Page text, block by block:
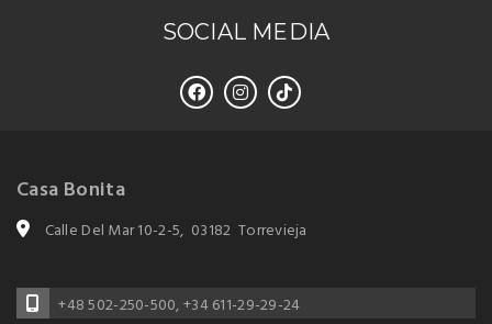
SOCIAL MEDIA
Casa Bonita
Calle Del Mar 10-2-5, 03182 Torrevieja
+48 502-250-500,+34 611-29-29-24